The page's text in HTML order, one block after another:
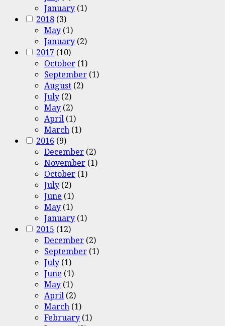
January (1)
2018 (3)
May (1)
January (2)
2017 (10)
October (1)
September (1)
August (2)
July (2)
May (2)
April (1)
March (1)
2016 (9)
December (2)
November (1)
October (1)
July (2)
June (1)
May (1)
January (1)
2015 (12)
December (2)
September (1)
July (1)
June (1)
May (1)
April (2)
March (1)
February (1)